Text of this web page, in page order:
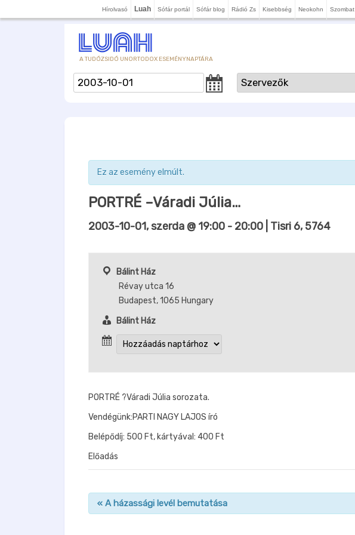
Hírolvasó Luah Sófár portál Sófár blog Rádió Zs Kisebbség Neokohn Szombat
A TUDÓZSIDÓ UNORTODOX ESEMÉNYNAPTÁRA
Ez az esemény elmúlt.
PORTRÉ –Váradi Júlia…
2003-10-01, szerda @ 19:00 - 20:00 | Tisri 6, 5764
Bálint Ház
Révay utca 16
Budapest,1065 Hungary
Bálint Ház
PORTRÉ ?Váradi Júlia sorozata.
Vendégünk:PARTI NAGY LAJOS író
Belépődíj: 500 Ft, kártyával: 400 Ft
Előadás
n
« A házassági levél bemutatása